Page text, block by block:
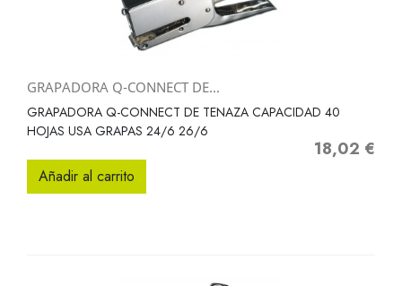
GRAPADORA Q-CONNECT DE...
GRAPADORA Q-CONNECT DE TENAZA CAPACIDAD 40
HOJAS USA GRAPAS 24/6 26/6
Precio
18,02 €
Añadir al carrito